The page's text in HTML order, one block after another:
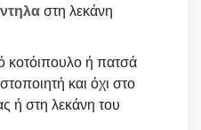
στη λεκάνη
κοτόιπουλο ή πατσά
και όχι στο
ή στη λεκάνη του